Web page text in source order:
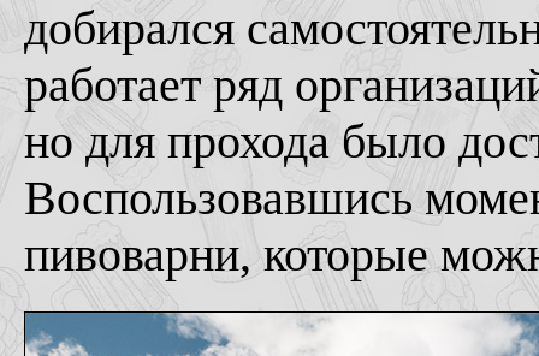
добирался
работает ряд
но для прохода было
Воспользовавшись
пивоварни, которые